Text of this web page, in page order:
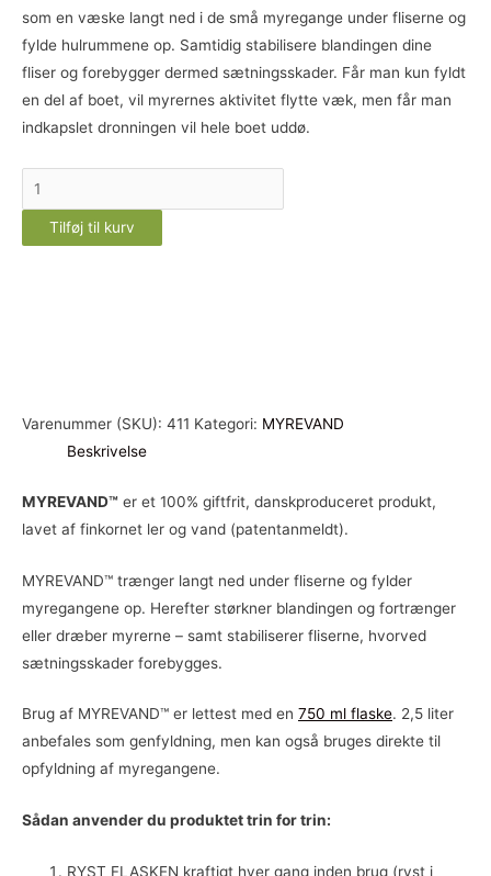
som en væske langt ned i de små myregange under fliserne og
fylde hulrummene op. Samtidig stabilisere blandingen dine
fliser og forebygger dermed sætningsskader. Får man kun fyldt
en del af boet, vil myrernes aktivitet flytte væk, men får man
indkapslet dronningen vil hele boet uddø.
MYREVAND™
2,5
Tilføj til kurv
Varenummer (SKU): 411 Kategori: MYREVAND
Beskrivelse
MYREVAND™ er et 100% giftfrit, danskproduceret produkt,
lavet af finkornet ler og vand (patentanmeldt).
MYREVAND™ trænger langt ned under fliserne og fylder
myregangene op. Herefter størkner blandingen og fortrænger
eller dræber myrerne – samt stabiliserer fliserne, hvorved
sætningsskader forebygges.
Brug af MYREVAND™ er lettest med en 750 ml flaske. 2,5 liter
anbefales som genfyldning, men kan også bruges direkte til
opfyldning af myregangene.
Sådan anvender du produktet trin for trin:
RYST FLASKEN kraftigt hver gang inden brug (ryst i